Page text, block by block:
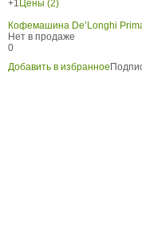
+1 Цены (2)
Кофемашина De’Longhi
Нет в продаже
0
Добавить в избранное